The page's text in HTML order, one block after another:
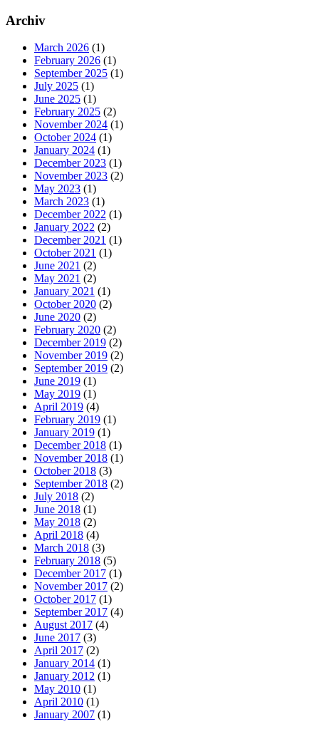
Archiv
March 2026 (1)
February 2026 (1)
September 2025 (1)
July 2025 (1)
June 2025 (1)
February 2025 (2)
November 2024 (1)
October 2024 (1)
January 2024 (1)
December 2023 (1)
November 2023 (2)
May 2023 (1)
March 2023 (1)
December 2022 (1)
January 2022 (2)
December 2021 (1)
October 2021 (1)
June 2021 (2)
May 2021 (2)
January 2021 (1)
October 2020 (2)
June 2020 (2)
February 2020 (2)
December 2019 (2)
November 2019 (2)
September 2019 (2)
June 2019 (1)
May 2019 (1)
April 2019 (4)
February 2019 (1)
January 2019 (1)
December 2018 (1)
November 2018 (1)
October 2018 (3)
September 2018 (2)
July 2018 (2)
June 2018 (1)
May 2018 (2)
April 2018 (4)
March 2018 (3)
February 2018 (5)
December 2017 (1)
November 2017 (2)
October 2017 (1)
September 2017 (4)
August 2017 (4)
June 2017 (3)
April 2017 (2)
January 2014 (1)
January 2012 (1)
May 2010 (1)
April 2010 (1)
January 2007 (1)